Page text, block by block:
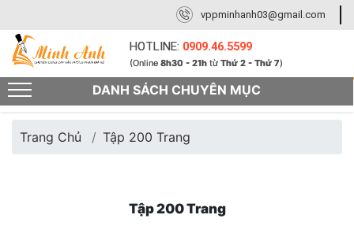
DANH SÁCH CHUYÊN MỤC
vppminhanh03@gmail.com
HOTLINE: 0909.46.5599
(Online8h30 - 21h từThứ 2 - Thứ 7)
Trang Chủ Tập 200 Trang
Tập 200 Trang